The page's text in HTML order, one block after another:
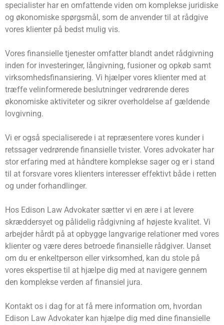
specialister har en omfattende viden om komplekse juridiske
og økonomiske spørgsmål, som de anvender til at rådgive
vores klienter på bedst mulig vis.
Vores finansielle tjenester omfatter blandt andet rådgivning
inden for investeringer, långivning, fusioner og opkøb samt
virksomhedsfinansiering. Vi hjælper vores klienter med at
træffe velinformerede beslutninger vedrørende deres
økonomiske aktiviteter og sikrer overholdelse af gældende
lovgivning.
Vi er også specialiserede i at repræsentere vores kunder i
retssager vedrørende finansielle tvister. Vores advokater har
stor erfaring med at håndtere komplekse sager og er i stand
til at forsvare vores klienters interesser effektivt både i retten
og under forhandlinger.
Hos Edison Law Advokater sætter vi en ære i at levere
skræddersyet og pålidelig rådgivning af højeste kvalitet. Vi
arbejder hårdt på at opbygge langvarige relationer med vores
klienter og være deres betroede finansielle rådgiver. Uanset
om du er enkeltperson eller virksomhed, kan du stole på
vores ekspertise til at hjælpe dig med at navigere gennem
den komplekse verden af finansiel jura.
Kontakt os i dag for at få mere information om, hvordan
Edison Law Advokater kan hjælpe dig med dine finansielle